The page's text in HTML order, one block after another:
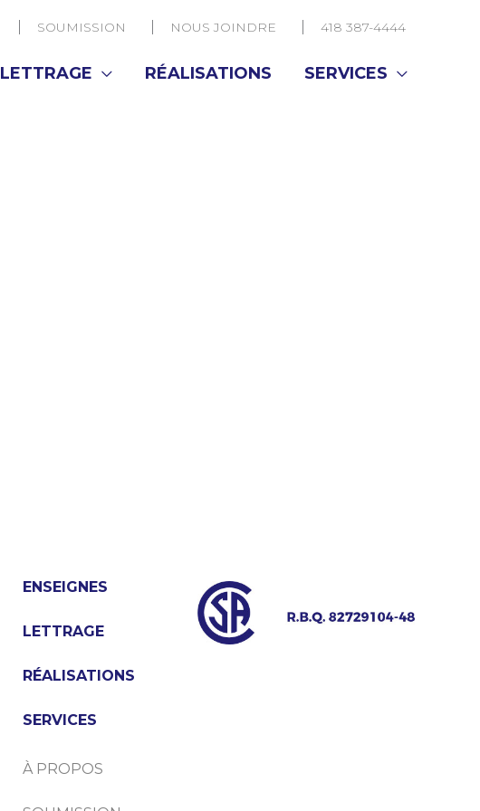
SOUMISSION NOUS JOINDRE 418 387-4444
LETTRAGE RÉALISATIONS SERVICES
ENSEIGNES
LETTRAGE
RÉALISATIONS
SERVICES
À PROPOS